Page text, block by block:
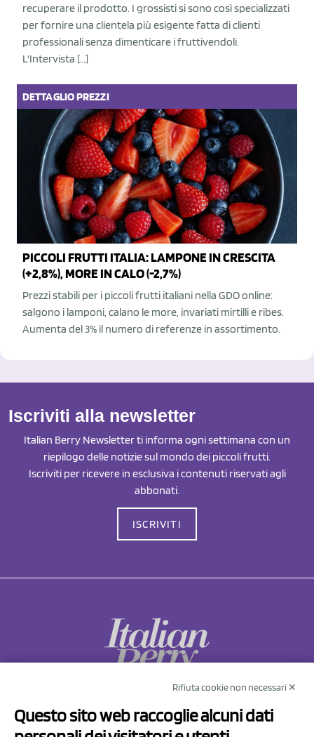
recuperare il prodotto. I grossisti si sono così specializzati
per fornire una clientela più esigente fatta di clienti
professionali senza dimenticare i fruttivendoli.
L'Intervista […]
DETTAGLIOPREZZI
PICCOLI FRUTTI ITALIA: LAMPONE IN CRESCITA
(+2,8%), MORE IN CALO (-2,7%)
Prezzi stabili per i piccoli frutti italiani nella GDO online:
salgono i lamponi, calano le more, invariati mirtilli e ribes.
Aumenta del 3% il numero di referenze in assortimento.
Iscriviti alla newsletter
Italian Berry Newsletter ti informa ogni settimana con un
riepilogo delle notizie sul mondo dei piccoli frutti.
Iscriviti per ricevere in esclusiva i contenuti riservati agli
abbonati.
ISCRIVITI
Via Prov.le Sassuolo Vignola 315/1
Rifiuta cookie non necessari ✕
Questo sito web raccoglie alcuni dati